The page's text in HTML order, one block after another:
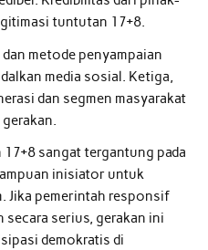
tuntutan 17+8.
metode penyampaian
media sosial. Ketiga,
dan segmen masyarakat
sangat tergantung pada
inisiator untuk
Jika pemerintah responsif
serius, gerakan ini
demokratis di